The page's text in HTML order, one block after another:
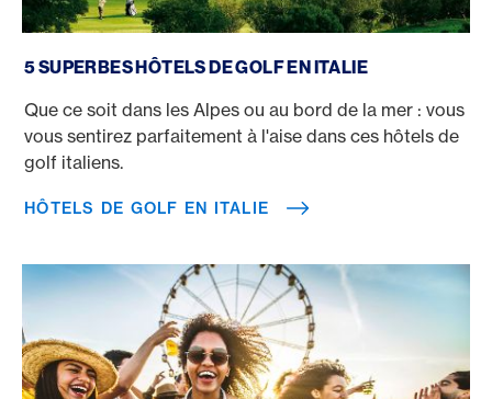
5 SUPERBES HÔTELS DE GOLF EN ITALIE
Que ce soit dans les Alpes ou au bord de la mer : vous
vous sentirez parfaitement à l'aise dans ces hôtels de
golf italiens.
HÔTELS DE GOLF EN ITALIE